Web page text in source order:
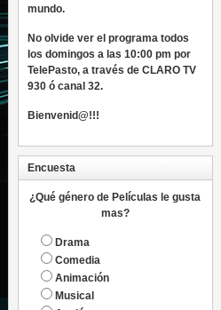
mundo.
No olvide ver el programa todos
los domingos a las 10:00 pm por
TelePasto, a través de CLARO TV
930 ó canal 32.
Bienvenid@!!!
Encuesta
¿Qué género de Películas le gusta
mas?
Drama
Comedia
Animación
Musical